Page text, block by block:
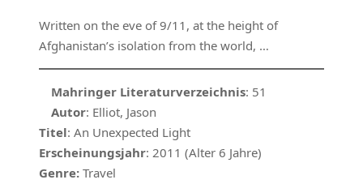
Written on the eve of 9/11, at the height of
Afghanistan’s isolation from the world, …
Mahringer Literaturverzeichnis: 51
Autor: Elliot, Jason
Titel: An Unexpected Light
Erscheinungsjahr: 2011 (Alter 6 Jahre)
Genre: Travel